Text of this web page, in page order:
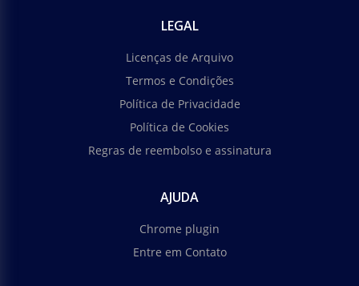
LEGAL
Licenças de Arquivo
Termos e Condições
Política de Privacidade
Política de Cookies
Regras de reembolso e assinatura
AJUDA
Chrome plugin
Entre em Contato